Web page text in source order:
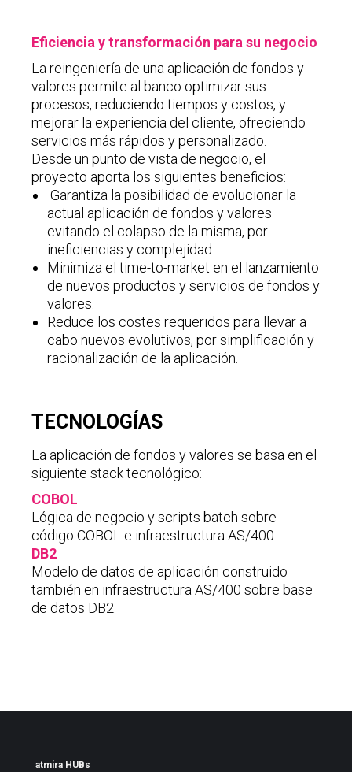
Eficiencia y transformación para su negocio
La reingeniería de una aplicación de fondos y
valores permite al banco optimizar sus
procesos, reduciendo tiempos y costos, y
mejorar la experiencia del cliente, ofreciendo
servicios más rápidos y personalizado.
Desde un punto de vista de negocio, el
proyecto aporta los siguientes beneficios:
Garantiza la posibilidad de evolucionar la
actual aplicación de fondos y valores
evitando el colapso de la misma, por
ineficiencias y complejidad.
Minimiza el time-to-market en el lanzamiento
de nuevos productos y servicios de fondos y
valores.
Reduce los costes requeridos para llevar a
cabo nuevos evolutivos, por simplificación y
racionalización de la aplicación.
TECNOLOGÍAS
La aplicación de fondos y valores se basa en el
siguiente stack tecnológico:
COBOL
Lógica de negocio y scripts batch sobre
código COBOL e infraestructura AS/400.
DB2
Modelo de datos de aplicación construido
también en infraestructura AS/400 sobre base
de datos DB2.
atmira HUBs